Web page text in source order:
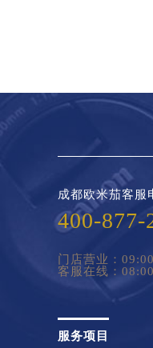
成都欧米茄客服
400-877-
门店营业：
客服在线：
服务项目